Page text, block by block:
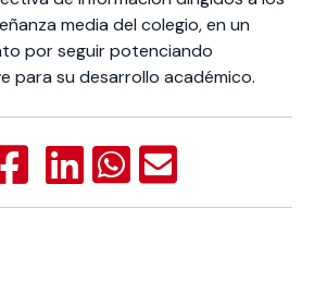
media del colegio, en un
por seguir potenciando
para su desarrollo académico.